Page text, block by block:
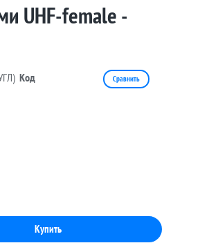
UHF-female -
Код
Сравнить